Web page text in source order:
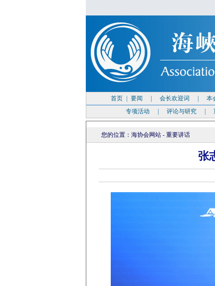
首页 要闻 会长欢迎词 本
专项活动
评论与研究
您的位置： 海协会网站 - 重要讲话
张